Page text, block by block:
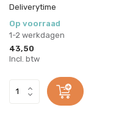
Deliverytime
Op voorraad
1-2 werkdagen
43,50
Incl. btw